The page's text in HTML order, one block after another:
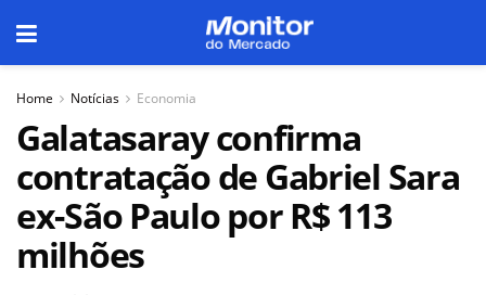
Home Notícias Economia
Galatasaray confirma
contratação de Gabriel Sara
ex-São Paulo por R$ 113
milhões